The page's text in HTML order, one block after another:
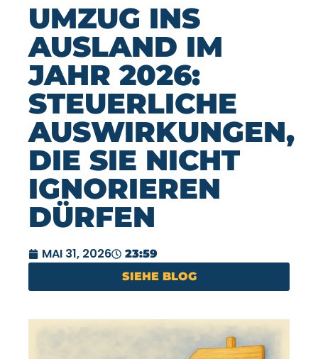
UMZUG INS
AUSLAND IM
JAHR 2026:
STEUERLICHE
AUSWIRKUNGEN,
DIE SIE NICHT
IGNORIEREN
DÜRFEN
MAI 31, 2026
23:59
SIEHE BLOG